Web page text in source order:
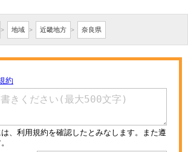
> 地域 > 近畿地方 > 奈良県